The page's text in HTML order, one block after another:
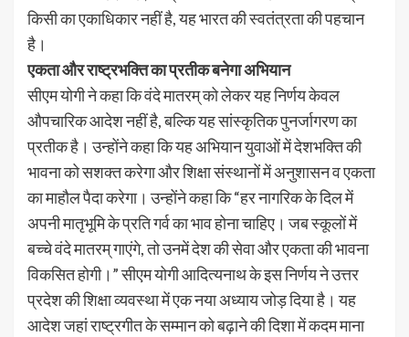
किसी का एकाधिकार नहीं है, यह भारत की स्वतंत्रता की पहचान
है।
एकता और राष्ट्रभक्ति का प्रतीक बनेगा अभियान
सीएम योगी ने कहा कि वंदे मातरम् को लेकर यह निर्णय केवल
औपचारिक आदेश नहीं है, बल्कि यह सांस्कृतिक पुनर्जागरण का
प्रतीक है। उन्होंने कहा कि यह अभियान युवाओं में देशभक्ति की
भावना को सशक्त करेगा और शिक्षा संस्थानों में अनुशासन व एकता
का माहौल पैदा करेगा। उन्होंने कहा कि “हर नागरिक के दिल में
अपनी मातृभूमि के प्रति गर्व का भाव होना चाहिए। जब स्कूलों में
बच्चे वंदे मातरम् गाएंगे, तो उनमें देश की सेवा और एकता की भावना
विकसित होगी।” सीएम योगी आदित्यनाथ के इस निर्णय ने उत्तर
प्रदेश की शिक्षा व्यवस्था में एक नया अध्याय जोड़ दिया है। यह
आदेश जहां राष्ट्रगीत के सम्मान को बढ़ाने की दिशा में कदम माना